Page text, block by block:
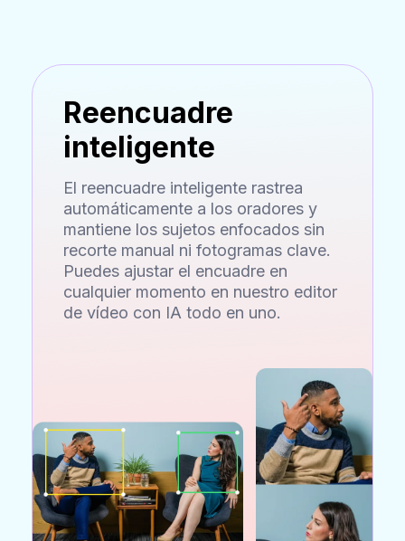
Reencuadre
inteligente
El reencuadre inteligente rastrea
automáticamente a los oradores y
mantiene los sujetos enfocados sin
recorte manual ni fotogramas clave.
Puedes ajustar el encuadre en
cualquier momento en nuestro editor
de vídeo con IA todo en uno.